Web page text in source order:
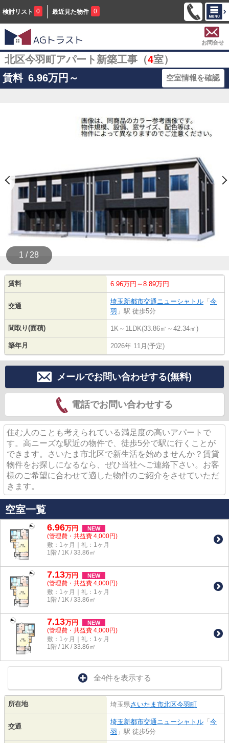
検討リスト 0 最近見た物件 0
お問合せ
北区今羽町アパート新築工事（4室）
賃料 6.96万円～ 空室情報を確認
1 / 28
賃料 6.96万円～8.89万円
交通
埼玉新都市交通ニューシャトル 「 今
羽 」駅 徒歩5分
間取り(面積) 1K～1LDK(33.86㎡～42.34㎡)
築年月 2026年 11月(予定)
メールでお問い合わせする(無料)
電話でお問い合わせする
住む人のことも考えられている満足度の高いアパートで
す。高ニーズな駅近の物件で、徒歩5分で駅に行くことが
できます。さいたま市北区で新生活を始めませんか？賃貸
物件をお探しになるなら、ぜひ当社へご連絡下さい。お客
様のご希望に合わせて適した物件のご紹介をさせていただ
きます。
空室一覧
6.96万円 NEW
(管理費・共益費 4,000円)
敷：1ヶ月｜礼：1ヶ月
1階 / 1K / 33.86㎡
7.13万円 NEW
(管理費・共益費 4,000円)
敷：1ヶ月｜礼：1ヶ月
1階 / 1K / 33.86㎡
7.13万円 NEW
(管理費・共益費 4,000円)
敷：1ヶ月｜礼：1ヶ月
1階 / 1K / 33.86㎡
全4件を表示する
所在地 埼玉県さいたま市北区今羽町
交通
埼玉新都市交通ニューシャトル 「 今
羽 」駅 徒歩5分